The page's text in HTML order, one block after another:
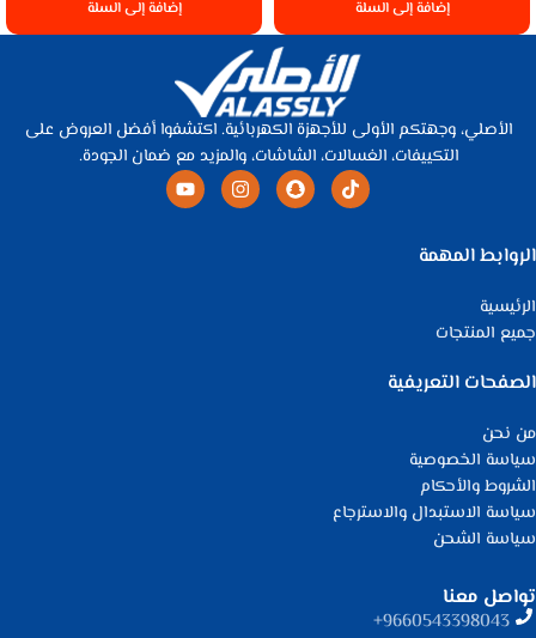
إضافة إلى السلة إضافة إلى السلة
الأصلي، وجهتكم الأولى للأجهزة الكهربائية. اكتشفوا أفضل العروض على
التكييفات، الغسالات، الشاشات، والمزيد مع ضمان الجودة.
الروابط المهمة
الرئيسية
جميع المنتجات
الصفحات التعريفية
من نحن
سياسة الخصوصية
الشروط والأحكام
سياسة الاستبدال والاسترجاع
سياسة الشحن
تواصل معنا
9660543398043⁩+